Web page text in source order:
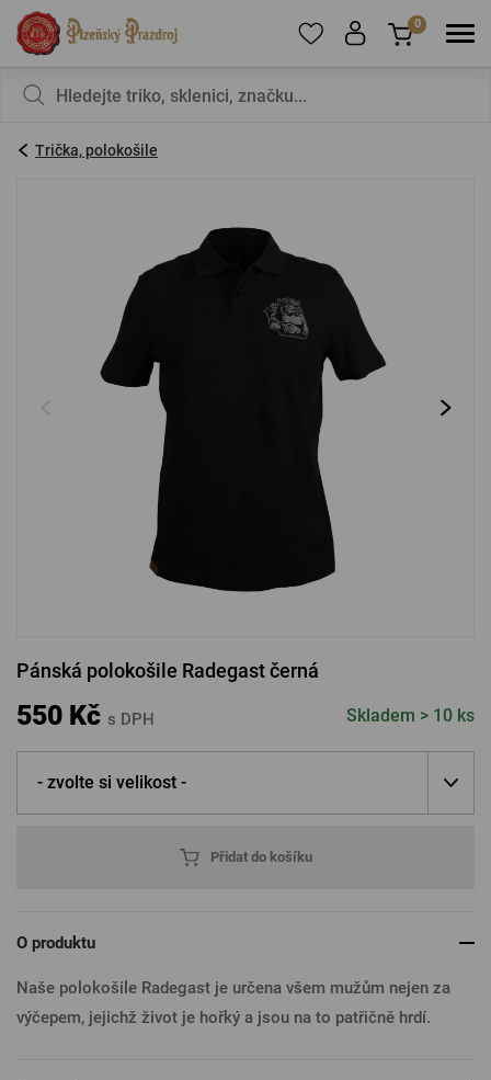
registrujte
Zapomenuté heslo Nová registrace
PŘIHLÁSIT PŘES FACEBOOK
PŘIHLÁSIT PŘES SEZNAM
0
Trička, polokošile
Pánská polokošile Radegast černá
550 Kč s DPH Skladem > 10 ks
- zvolte si velikost -
Přidat do košíku
O produktu
Naše polokošile Radegast je určena všem mužům nejen za
výčepem, jejichž život je hořký a jsou na to patřičně hrdí.